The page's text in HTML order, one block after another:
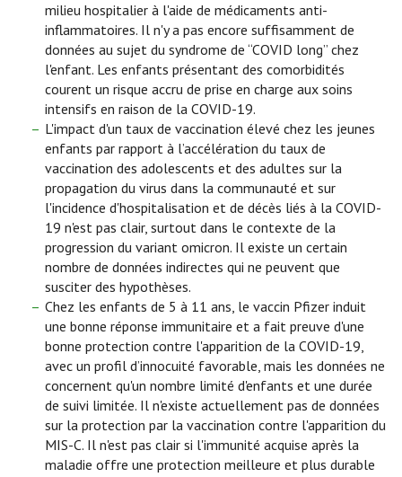
milieu hospitalier à l'aide de médicaments anti-
inflammatoires. Il n'y a pas encore suffisamment de
données au sujet du syndrome de “COVID long” chez
l'enfant. Les enfants présentant des comorbidités
courent un risque accru de prise en charge aux soins
intensifs en raison de la COVID-19.
L'impact d'un taux de vaccination élevé chez les jeunes
enfants par rapport à l’accélération du taux de
vaccination des adolescents et des adultes sur la
propagation du virus dans la communauté et sur
l'incidence d'hospitalisation et de décès liés à la COVID-
19 n'est pas clair, surtout dans le contexte de la
progression du variant omicron. Il existe un certain
nombre de données indirectes qui ne peuvent que
susciter des hypothèses.
Chez les enfants de 5 à 11 ans, le vaccin Pfizer induit
une bonne réponse immunitaire et a fait preuve d'une
bonne protection contre l'apparition de la COVID-19,
avec un profil d’innocuité favorable, mais les données ne
concernent qu'un nombre limité d'enfants et une durée
de suivi limitée. Il n'existe actuellement pas de données
sur la protection par la vaccination contre l'apparition du
MIS-C. Il n'est pas clair si l'immunité acquise après la
maladie offre une protection meilleure et plus durable